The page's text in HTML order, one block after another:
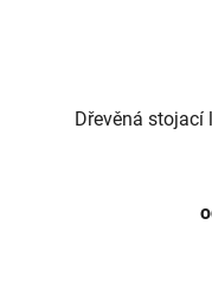
Dřevěná stojací